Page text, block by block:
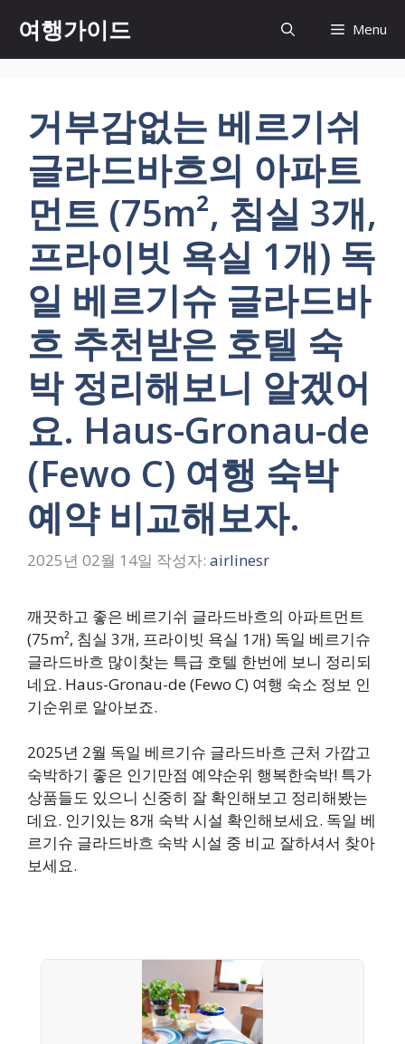
츠
여행가이드 Menu
거부감없는 베르기쉬
글라드바흐의 아파트
먼트 (75m², 침실 3개,
프라이빗 욕실 1개) 독
일 베르기슈 글라드바
흐 추천받은 호텔 숙
박 정리해보니 알겠어
요. Haus-Gronau-de
(Fewo C) 여행 숙박
예약 비교해보자.
2025년 02월 14일 작성자: airlinesr
깨끗하고 좋은 베르기쉬 글라드바흐의 아파트먼트
(75m², 침실 3개, 프라이빗 욕실 1개) 독일 베르기슈
글라드바흐 많이찾는 특급 호텔 한번에 보니 정리되
네요. Haus-Gronau-de (Fewo C) 여행 숙소 정보 인
기순위로 알아보죠.
2025년 2월 독일 베르기슈 글라드바흐 근처 가깝고
숙박하기 좋은 인기만점 예약순위 행복한숙박! 특가
상품들도 있으니 신중히 잘 확인해보고 정리해봤는
데요. 인기있는 8개 숙박 시설 확인해보세요. 독일 베
르기슈 글라드바흐 숙박 시설 중 비교 잘하셔서 찾아
보세요.